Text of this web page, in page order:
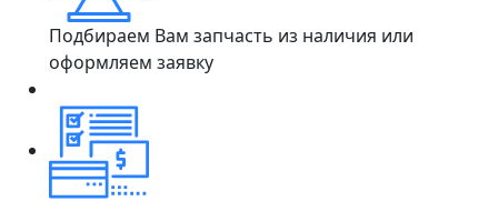
Подбираем Вам запчасть из наличия или
оформляем заявку